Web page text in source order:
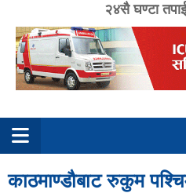
२४सै घण्टा
काठमाण्डौबाट रुकुम